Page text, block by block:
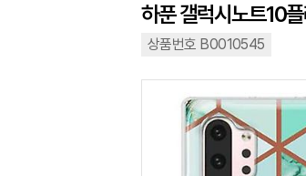
하푼 갤럭시노트10
상품번호 B0010545